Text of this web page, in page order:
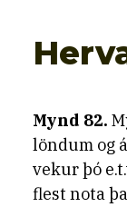
Mynd 82.
löndum og á
vekur þó
flest nota